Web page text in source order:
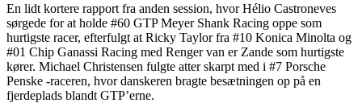
En lidt kortere rapport fra anden session, hvor Hélio Castroneves
sørgede for at holde #60 GTP Meyer Shank Racing oppe som
hurtigste racer, efterfulgt at Ricky Taylor fra #10 Konica Minolta og
#01 Chip Ganassi Racing med Renger van er Zande som hurtigste
kører. Michael Christensen fulgte atter skarpt med i #7 Porsche
Penske -raceren, hvor danskeren bragte besætningen op på en
fjerdeplads blandt GTP’erne.